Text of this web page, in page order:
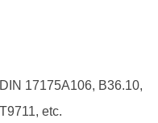
17175A106, B36.10,
etc.